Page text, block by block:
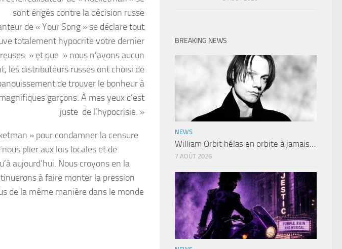
sont érigés contre la décision russe
de « Your Song » se déclare tout
totalement hypocrite votre dernier
» et que » nous n’avons aucun
les distributeurs russes ont choisi de
de trouver le bonheur à
garçons. À mes yeux c’est
juste de l’hypocrisie. »
» pour condamner la censure
plier aux lois locales et de
aujourd’hui. Nous croyons en la
à faire monter la pression
de la même manière dans le monde
BREAKING NEWS
NEWS
William Orbit hélas en orbite à jamais…
7 AOÛT 2026